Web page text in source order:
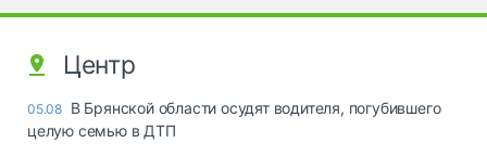
Центр
05.08 В Брянской области осудят водителя, погубившего
целую семью в ДТП